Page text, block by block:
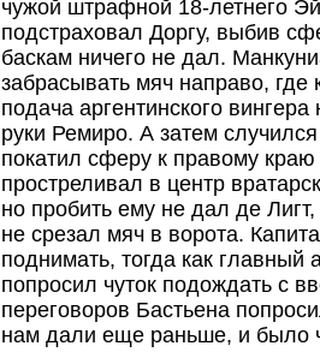
чужой штрафной 18-летнего
подстраховал Доргу, выбив
баскам ничего не дал.
забрасывать мяч направо,
подача аргентинского
руки Ремиро. А затем
покатил сферу к правому
простреливал в центр
но пробить ему не дал де
не срезал мяч в ворота.
поднимать, тогда как главный
попросил чуток подождать с
переговоров Бастьена
нам дали еще раньше, и было